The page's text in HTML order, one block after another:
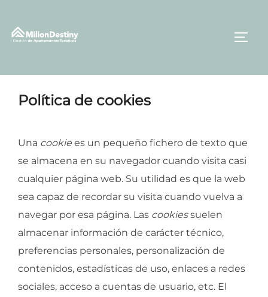
Política de cookies
Una cookie es un pequeño fichero de texto que
se almacena en su navegador cuando visita casi
cualquier página web. Su utilidad es que la web
sea capaz de recordar su visita cuando vuelva a
navegar por esa página. Las cookiessuelen
almacenar información de carácter técnico,
preferencias personales, personalización de
contenidos, estadísticas de uso, enlaces a redes
sociales, acceso a cuentas de usuario, etc. El